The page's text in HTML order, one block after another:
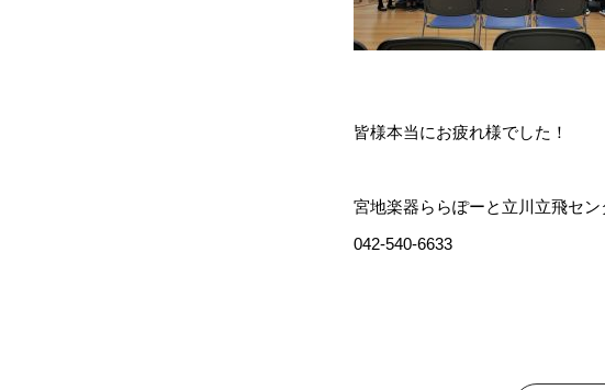
皆様本当にお疲れ様でした！
宮地楽器ららぽーと立川立飛セン
042-540-6633